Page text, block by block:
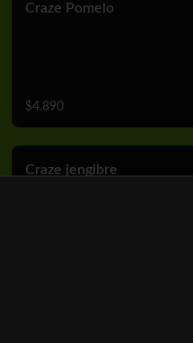
Craze Pomelo
$4.890
Craze jengibre